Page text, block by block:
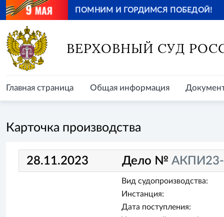
ПОМНИМ И ГОРДИМСЯ ПОБЕДОЙ!
Главная страница
ВЕРХОВНЫЙ СУД
Главная страница Общая информация
Карточка производства
28.11.2023 Дело №
Вид судопроизводства:
Инстанция:
Дата поступления: